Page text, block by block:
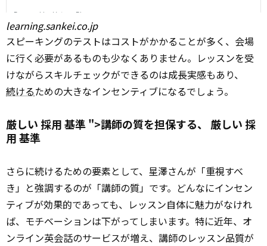
learning.sankei.co.jp
スピーキングのテストはコストがかかることが多く、会場
に行く必要があるものも少なくありません。レッスンを受
けながらスキルチェックができるのは成長実感もあり、
続けるための大きなインセンティブになるでしょう。
厳しい 採用基準">講師の質を担保する、 厳しい 採
用基準
さらに続けるための要素として、星澤さんが「重視すべ
き」と強調するのが「講師の質」です。どんなにインセン
ティブが効果的であっても、レッスン自体に魅力がなけれ
ば、モチベーションは下がってしまいます。特に近年、オ
ンライン英会話のサービスが増え、講師のレッスン品質が